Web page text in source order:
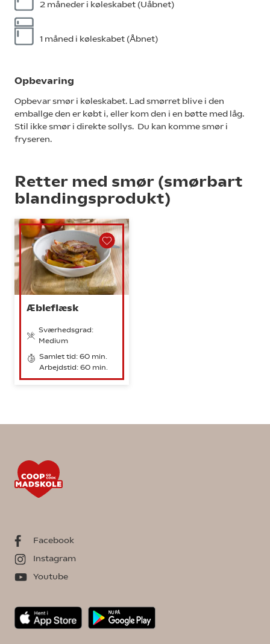
2 måneder i køleskabet (Uåbnet)
1 måned i køleskabet (Åbnet)
Opbevaring
Opbevar smør i køleskabet. Lad smørret blive i den
emballge den er købt i, eller kom den i en bøtte med låg.
Stil ikke smør i direkte sollys. Du kan komme smør i
fryseren.
Retter med smør (smørbart
blandingsprodukt)
Æbleflæsk
Sværhedsgrad:
Medium
Samlet tid: 60 min.
Arbejdstid: 60 min.
Facebook
Instagram
Youtube